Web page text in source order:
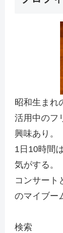
昭和生まれ
活用中のフ
興味あり。
1日10時間
気がする。
コンサート
のマイブー
検索